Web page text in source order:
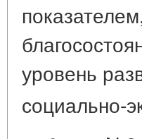
уровень
социально-